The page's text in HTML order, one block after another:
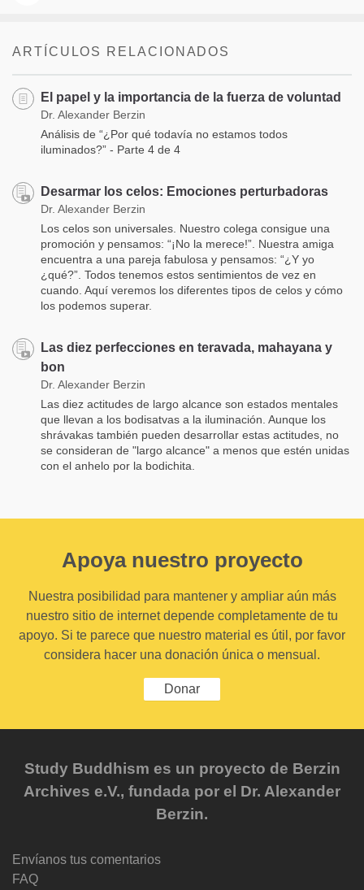
ARTÍCULOS RELACIONADOS
El papel y la importancia de la fuerza de voluntad
Dr. Alexander Berzin
Análisis de “¿Por qué todavía no estamos todos
iluminados?” - Parte 4 de 4
Desarmar los celos: Emociones perturbadoras
Dr. Alexander Berzin
Los celos son universales. Nuestro colega consigue una
promoción y pensamos: “¡No la merece!”. Nuestra amiga
encuentra a una pareja fabulosa y pensamos: “¿Y yo
¿qué?”. Todos tenemos estos sentimientos de vez en
cuando. Aquí veremos los diferentes tipos de celos y cómo
los podemos superar.
Las diez perfecciones en teravada, mahayana y
bon
Dr. Alexander Berzin
Las diez actitudes de largo alcance son estados mentales
que llevan a los bodisatvas a la iluminación. Aunque los
shrávakas también pueden desarrollar estas actitudes, no
se consideran de "largo alcance" a menos que estén unidas
con el anhelo por la bodichita.
Apoya nuestro proyecto
Nuestra posibilidad para mantener y ampliar aún más
nuestro sitio de internet depende completamente de tu
apoyo. Si te parece que nuestro material es útil, por favor
considera hacer una donación única o mensual.
Donar
Study Buddhism es un proyecto de Berzin
Archives e.V., fundada por el Dr. Alexander
Berzin.
Envíanos tus comentarios
FAQ